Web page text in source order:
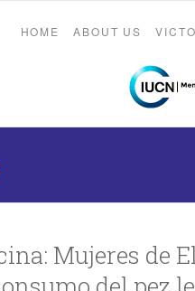
HOME ABOUT US
Mujeres de